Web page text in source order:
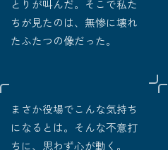
とりが叫んだ。そこで私た
ちが見たのは、無惨に壊れ
たふたつの像だった。
まさか役場でこんな気持ち
になるとは。そんな不意打
ちに、思わず心が動く。